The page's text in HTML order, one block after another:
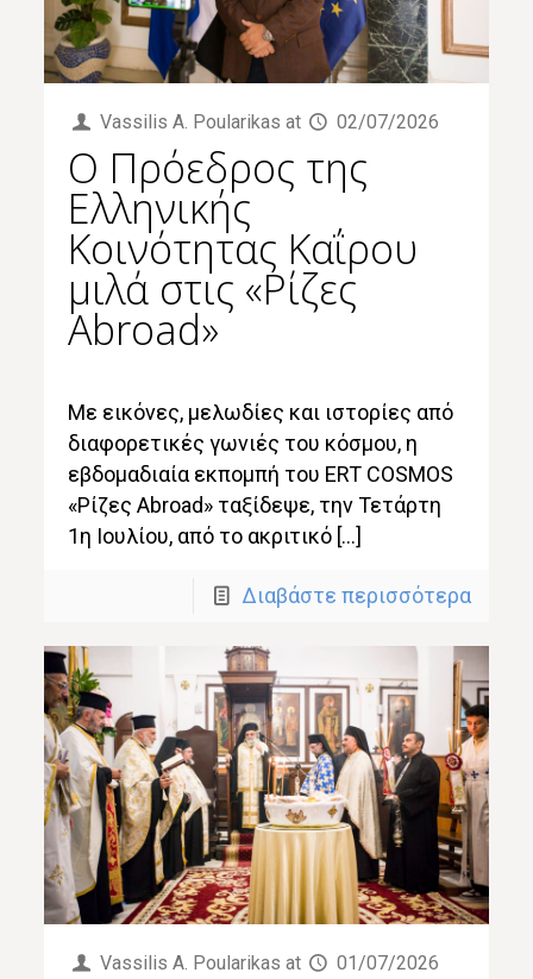
Vassilis Α. Poularikas at 02/07/2026
Ο Πρόεδρος της
Ελληνικής
Κοινότητας Καΐρου
μιλά στις «Ρίζες
Abroad»
Με εικόνες, μελωδίες και ιστορίες από
διαφορετικές γωνιές του κόσμου, η
εβδομαδιαία εκπομπή του ERT COSMOS
«Ρίζες Abroad» ταξίδεψε, την Τετάρτη
1η Ιουλίου, από το ακριτικό […]
Διαβάστε περισσότερα
Vassilis Α. Poularikas at 01/07/2026